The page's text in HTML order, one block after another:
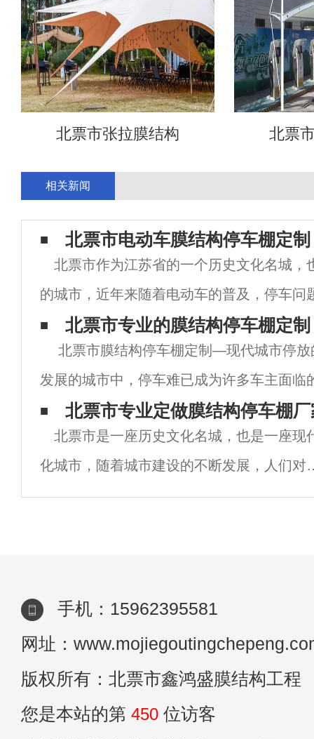
北票市张拉膜结构 北票
相关新闻
北票市电动车膜结构停车棚定制
北票市作为江苏省的一个历史文化名城，
的城市，近年来随着电动车的普及，停车问
困扰的一个大问题。为了解决这个问题，北
结构停车棚的定制，以应对停车需求的增加
北票市专业的膜结构停车棚定制
北票市膜结构停车棚定制—现代城市停放
发展的城市中，停车难已成为许多车主面临
其是在北票市这样一个旅游与商业繁荣的城
张使得城市规划和设计面临新的挑战。膜结
北票市专业定做膜结构停车棚
北票市是一座历史文化名城，也是一座现
化城市，随着城市建设的不断发展，人们对
车设施的需求也越来越大。膜结构停车棚作
手机：15962395581
网址：
版权所有：北票市鑫鸿盛膜结构工程
您是本站的第 450 位访客